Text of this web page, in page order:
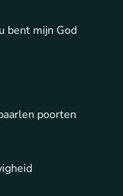
bent mijn God
poorten